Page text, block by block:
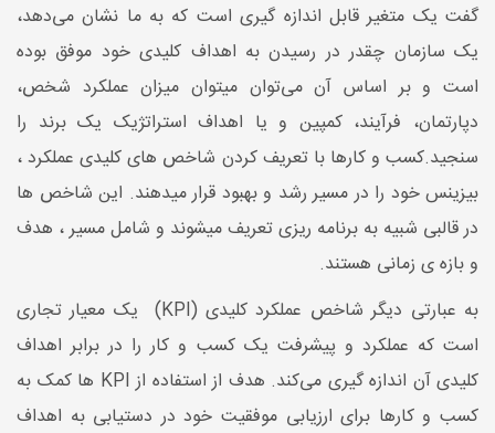
گفت یک متغیر قابل اندازه‌ گیری است که به ما نشان می‌دهد،
یک سازمان چقدر در رسیدن به اهداف کلیدی خود موفق بوده
است و بر اساس آن می‌توان میتوان میزان عملکرد شخص،
دپارتمان، فرآیند، کمپین و یا اهداف استراتژیک یک برند را
سنجید.کسب و کارها با تعریف کردن شاخص های کلیدی عملکرد ،
بیزینس خود را در مسیر رشد و بهبود قرار میدهند. این شاخص ها
در قالبی شبیه به برنامه ریزی تعریف میشوند و شامل مسیر ، هدف
و بازه ی زمانی هستند.
به عبارتی دیگر شاخص عملکرد کلیدی (KPI) یک معیار تجاری
است که عملکرد و پیشرفت یک کسب و کار را در برابر اهداف
کلیدی آن اندازه گیری می‌کند. هدف از استفاده از KPI ها کمک به
کسب و کارها برای ارزیابی موفقیت خود در دستیابی به اهداف